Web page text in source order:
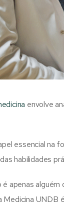
envolve
essencial na
habilidades
apenas
UNDB